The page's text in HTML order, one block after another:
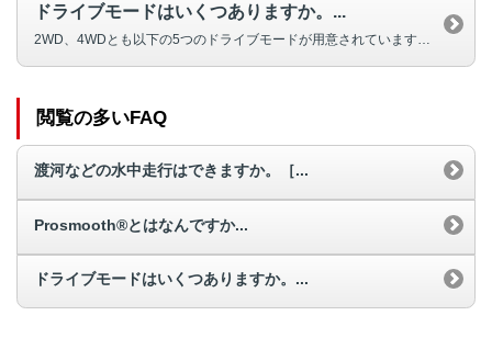
ドライブモードはいくつありますか。...
2WD、4WDとも以下の5つのドライブモードが用意されています。 ドライ...
閲覧の多いFAQ
渡河などの水中走行はできますか。［...
Prosmooth®とはなんですか...
ドライブモードはいくつありますか。...